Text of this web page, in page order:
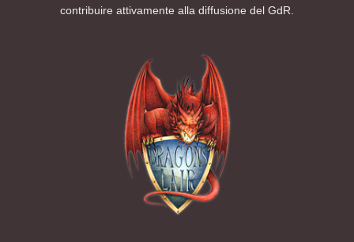
contribuire attivamente alla diffusione del GdR.